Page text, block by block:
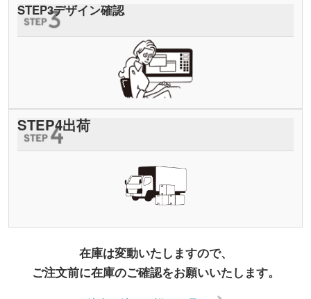
STEP3デザイン確認
STEP4出荷
在庫は変動いたしますので、
ご注文前に在庫のご確認をお願いいたします。